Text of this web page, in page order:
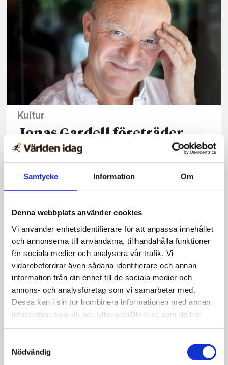
Samtycke Information Om
Denna webbplats använder cookies
Vi använder enhetsidentifierare för att anpassa innehållet
och annonserna till användarna, tillhandahålla funktioner
för sociala medier och analysera vår trafik. Vi
vidarebefordrar även sådana identifierare och annan
information från din enhet till de sociala medier och
annons- och analysföretag som vi samarbetar med.
Dessa kan i sin tur kombinera informationen med annan
information som du har tillhandahållit eller som de har
Nödvändig
Kultur
Jonas Gardell företräder
något helt annat än klassisk
kristen tro
Nyheter